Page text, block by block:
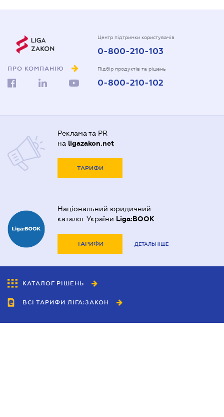
ПРО КОМПАНІЮ
Центр підтримки користувачів
0-800-210-103
Підбір продуктів та рішень
0-800-210-102
Реклама та PR
на ligazakon.net
ТАРИФИ
Національний юридичний
каталог України Liga:BOOK
ТАРИФИ ДЕТАЛЬНІШЕ
КАТАЛОГ РІШЕНЬ
ВСІ ТАРИФИ ЛІГА:ЗАКОН